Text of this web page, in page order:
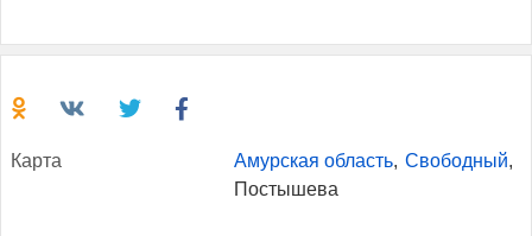
Кар­та Амурская область, Свободный,
Постышева